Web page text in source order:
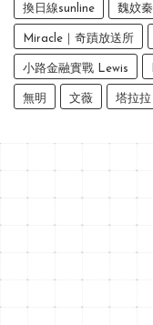
換日線sunline 魏妏秦
Miracle｜奇蹟放送所
小路金融實戰 Lewis
無明 文薇 塔拉拉